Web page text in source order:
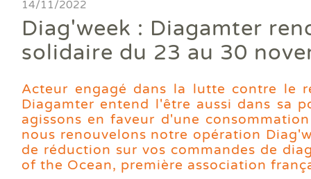
Actualités
Faire un devis
Devenir franchisé
Offres d'emploi
Contact
14/11/2022
Diag'week : Diagamter
solidaire du 23 au 30
Acteur engagé dans la lutte contre le
Diagamter entend l'être aussi dans sa
agissons en faveur d'une
nous renouvelons notre opération
de réduction sur vos commandes de
of the Ocean, première association